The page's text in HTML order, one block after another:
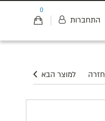
0
התחברות
למוצר הבא חזרה